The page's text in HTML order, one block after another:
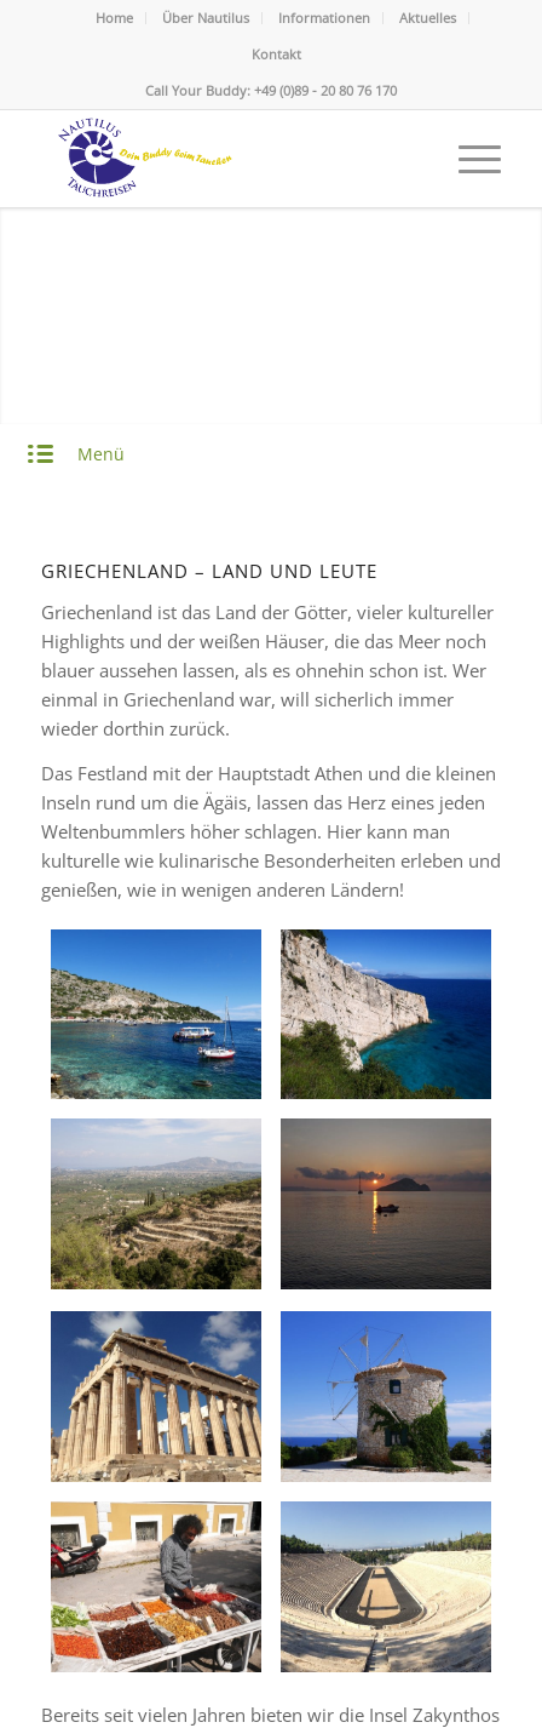
Home Über Nautilus Informationen
Aktuelles
Kontakt
Call Your Buddy: +49 (0)89 - 20 80 76 170
Menü
GRIECHENLAND – LAND UND LEUTE
Griechenland ist das Land der Götter, vieler kultureller
Highlights und der weißen Häuser, die das Meer noch
blauer aussehen lassen, als es ohnehin schon ist. Wer
einmal in Griechenland war, will sicherlich immer
wieder dorthin zurück.
Das Festland mit der Hauptstadt Athen und die kleinen
Inseln rund um die Ägäis, lassen das Herz eines jeden
Weltenbummlers höher schlagen. Hier kann man
kulturelle wie kulinarische Besonderheiten erleben und
genießen, wie in wenigen anderen Ländern!
Bereits seit vielen Jahren bieten wir die Insel Zakynthos